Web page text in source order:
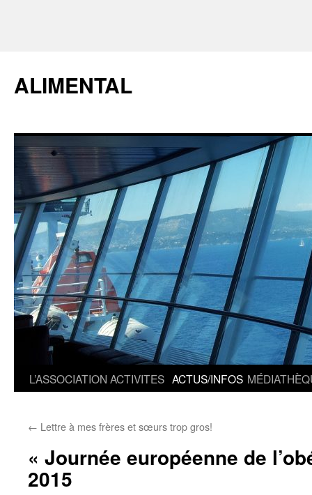
ALIMENTAL
L’ASSOCIATION ACTIVITES ACTUS/INFOS
← Lettre à mes frères et sœurs trop gros!
« Journée européenne de
2015